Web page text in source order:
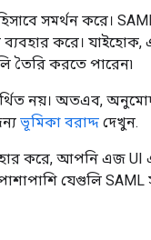
সমর্থন করে।
করে। যাইহোক,
তৈরি করতে পারেন৷
নয়। অতএব,
ভূমিকা বরাদ্দ দেখুন.
করে, আপনি এজ UI
যেগুলি SAML